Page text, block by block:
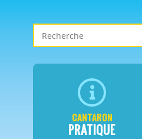
CANTARON
PRATIQUE